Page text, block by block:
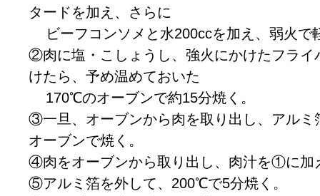
タードを加え、さらに
ビーフコンソメと水200ccを加え、弱火で
②肉に塩・こしょうし、強火にかけたフライ
けたら、予め温めておいた
170℃のオーブンで約15分焼く。
③一旦、オーブンから肉を取り出し、アルミ
オーブンで焼く。
④肉をオーブンから取り出し、肉汁を①に加
⑤アルミ箔を外して、200℃で5分焼く。